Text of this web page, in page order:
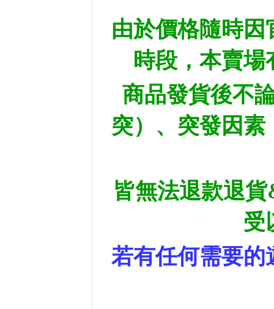
由於價格隨時
時段，本賣場
商品發貨後不
突）、突發因
皆無法退款退
受
若有任何需要的